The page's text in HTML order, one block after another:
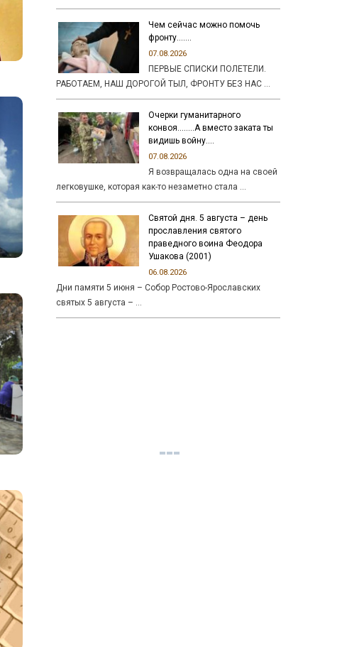
Чем сейчас можно помочь
фронту…….
07.08.2026
ПЕРВЫЕ СПИСКИ ПОЛЕТЕЛИ.
РАБОТАЕМ, НАШ ДОРОГОЙ ТЫЛ, ФРОНТУ БЕЗ НАС …
Очерки гуманитарного
конвоя……..А вместо заката ты
видишь войну….
07.08.2026
Я возвращалась одна на своей
легковушке, которая как-то незаметно стала …
Святой дня. 5 августа – день
прославления святого
праведного воина Феодора
Ушакова (2001)
06.08.2026
Дни памяти 5 июня – Собор Ростово-Ярославских
святых 5 августа – …